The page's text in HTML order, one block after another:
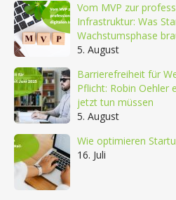
Vom MVP zur
Infrastruktur: Was
Wachstumsphase
5. August
Barrierefreiheit für
Pflicht: Robin Oehler
jetzt tun müssen
5. August
Wie optimieren
16. Juli